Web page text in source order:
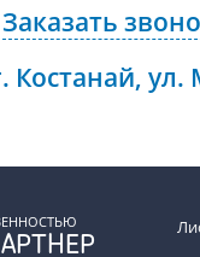
Заказать
Костанай,